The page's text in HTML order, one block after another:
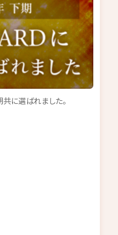
に選ばれました。